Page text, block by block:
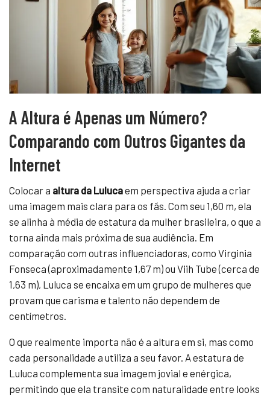
A Altura é Apenas um Número?
Comparando com Outros Gigantes da
Internet
Colocar a altura da Lulucaem perspectiva ajuda a criar
uma imagem mais clara para os fãs. Com seu 1,60 m, ela
se alinha à média de estatura da mulher brasileira, o que a
torna ainda mais próxima de sua audiência. Em
comparação com outras influenciadoras, como Virginia
Fonseca (aproximadamente 1,67 m) ou Viih Tube (cerca de
1,63 m), Luluca se encaixa em um grupo de mulheres que
provam que carisma e talento não dependem de
centímetros.
O que realmente importa não é a altura em si, mas como
cada personalidade a utiliza a seu favor. A estatura de
Luluca complementa sua imagem jovial e enérgica,
permitindo que ela transite com naturalidade entre looks